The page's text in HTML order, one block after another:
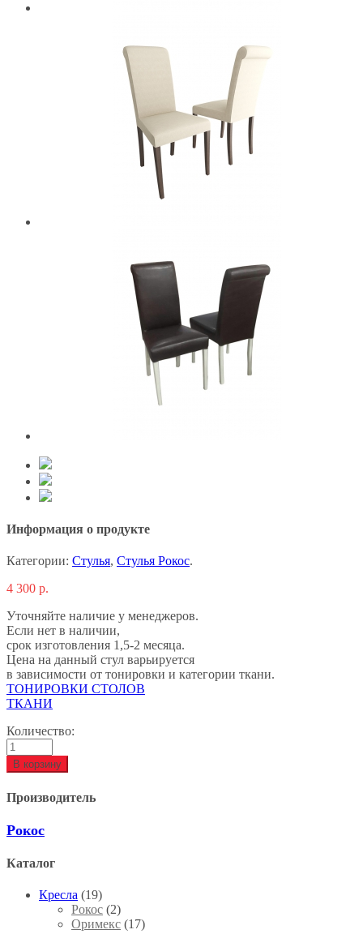
Информация о продукте
Категории: Стулья, Стулья Рокос.
4 300 р.
Уточняйте наличие у менеджеров.
Если нет в наличии,
срок изготовления 1,5-2 месяца.
Цена на данный стул варьируется
в зависимости от тонировки и категории ткани.
ТОНИРОВКИ СТОЛОВ
ТКАНИ
Количество:
В корзину
Производитель
Рокос
Каталог
Кресла (19)
Рокос (2)
Оримекс (17)